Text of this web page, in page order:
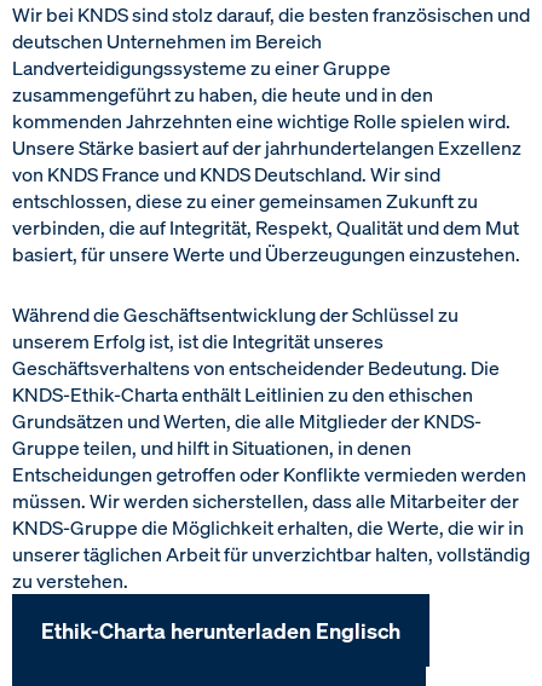
Wir bei KNDS sind stolz darauf, die besten französischen und
deutschen Unternehmen im Bereich
Landverteidigungssysteme zu einer Gruppe
zusammengeführt zu haben, die heute und in den
kommenden Jahrzehnten eine wichtige Rolle spielen wird.
Unsere Stärke basiert auf der jahrhundertelangen Exzellenz
von KNDS France und KNDS Deutschland. Wir sind
entschlossen, diese zu einer gemeinsamen Zukunft zu
verbinden, die auf Integrität, Respekt, Qualität und dem Mut
basiert, für unsere Werte und Überzeugungen einzustehen.
Während die Geschäftsentwicklung der Schlüssel zu
unserem Erfolg ist, ist die Integrität unseres
Geschäftsverhaltens von entscheidender Bedeutung. Die
KNDS-Ethik-Charta enthält Leitlinien zu den ethischen
Grundsätzen und Werten, die alle Mitglieder der KNDS-
Gruppe teilen, und hilft in Situationen, in denen
Entscheidungen getroffen oder Konflikte vermieden werden
müssen. Wir werden sicherstellen, dass alle Mitarbeiter der
KNDS-Gruppe die Möglichkeit erhalten, die Werte, die wir in
unserer täglichen Arbeit für unverzichtbar halten, vollständig
zu verstehen.
Ethik-Charta herunterladen Englisch